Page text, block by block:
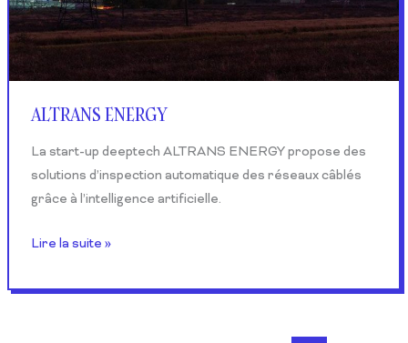
ALTRANS ENERGY​
La start-up deeptech ALTRANS ENERGY propose des
solutions d’inspection automatique des réseaux câblés
grâce à l’intelligence artificielle.
Lire la suite »